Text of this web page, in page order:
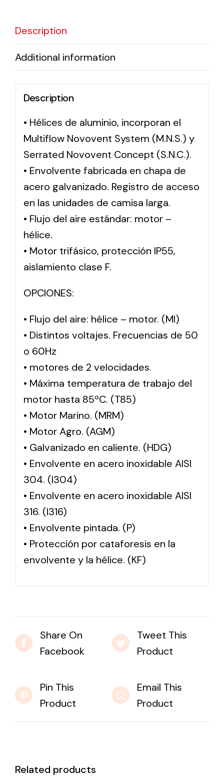
Description
Additional information
Description
• Hélices de aluminio, incorporan el
Multiflow Novovent System (M.N.S.) y
Serrated Novovent Concept (S.N.C.).
• Envolvente fabricada en chapa de
acero galvanizado. Registro de acceso
en las unidades de camisa larga.
• Flujo del aire estándar: motor –
hélice.
• Motor trifásico, protección IP55,
aislamiento clase F.
OPCIONES:
• Flujo del aire: hélice – motor. (MI)
• Distintos voltajes. Frecuencias de 50
o 60Hz
• motores de 2 velocidades.
• Máxima temperatura de trabajo del
motor hasta 85ºC. (T85)
• Motor Marino. (MRM)
• Motor Agro. (AGM)
• Galvanizado en caliente. (HDG)
• Envolvente en acero inoxidable AISI
304. (I304)
• Envolvente en acero inoxidable AISI
316. (I316)
• Envolvente pintada. (P)
• Protección por cataforesis en la
envolvente y la hélice. (KF)
Share On
Facebook
Tweet This
Product
Pin This
Product
Email This
Product
Related products